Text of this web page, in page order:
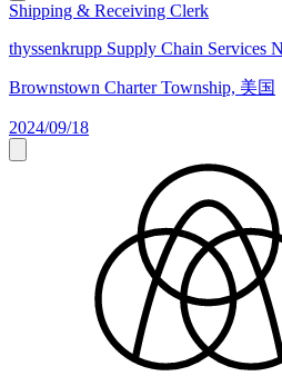
Shipping & Receiving Clerk
thyssenkrupp Supply Chain Services
Brownstown Charter Township, 美国
2024/09/18